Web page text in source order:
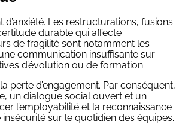
Les restructurations, fusions
durable qui affecte
de fragilité sont notamment les
communication insuffisante sur
d’évolution ou de formation.
perte d’engagement. Par conséquent,
un dialogue social ouvert et un
l’employabilité et la reconnaissance
sur le quotidien des équipes.